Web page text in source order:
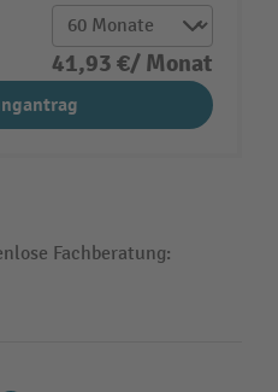
Fachberatung:
41,93 €/ Monat